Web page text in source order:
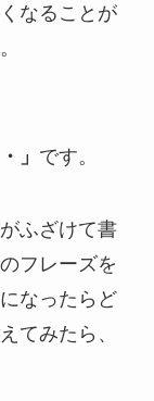
なることが
」 です。
ふざけて書
フレーズを
なったらど
てみたら、